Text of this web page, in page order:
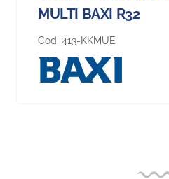
MULTI BAXI R32
Cod: 413-KKMUE